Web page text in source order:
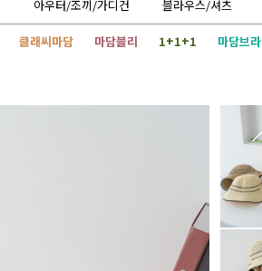
아우터/조끼/가디건 블라우스/셔츠
클래씨마담 마담블리 1+1+1 마담브라